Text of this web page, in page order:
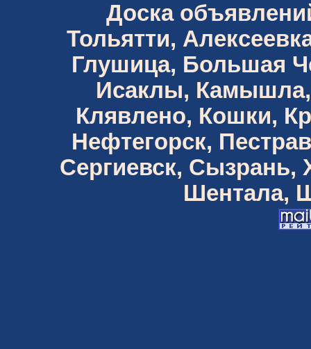
Доска
Тольятти,
Глушица, Большая
Исаклы, Камышла,
Клявлено, Кошки,
Нефтегорск,
Сергиевск,
Шентала,